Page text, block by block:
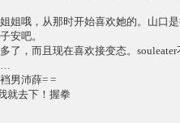
姐哦，从那时开始喜欢她的。山口
安吧。
了，而且现在喜欢接变态。
男沛薛= =
就去下！握拳